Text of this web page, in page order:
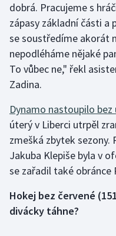
Judo
Krasobruslení
Lezení
Moderní pětiboj
Motorsport
Parasport
dobrá. Pracujeme s
zápasy základní části a
se soustředíme akorát
nepodléháme nějaké
To vůbec ne," řekl
Zadina.
Dynamo nastoupilo
úterý v Liberci utrpěl
zmešká zbytek sezony.
Jakuba Klepiše byla v
se zařadil také obránce
Hokej bez červené
divácky táhne?